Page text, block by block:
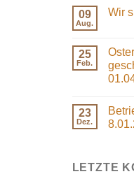
Berlin
zu
2
09
Aug.
Wir
Wir
sind
25
Feb.
zu
Filzfigur
23
Dez.
bis
LETZTE